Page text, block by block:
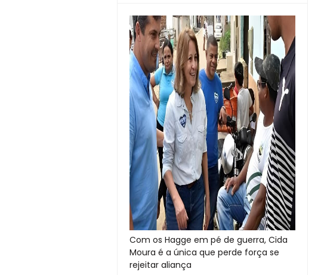
Com os Hagge em pé de guerra, Cida
Moura é a única que perde força se
rejeitar aliança